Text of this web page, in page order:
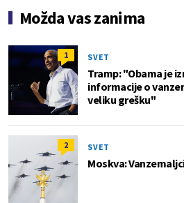
Možda vas zanima
1 SVET
Tramp: "Obama je
informacije o
veliku grešku"
2 SVET
Moskva: